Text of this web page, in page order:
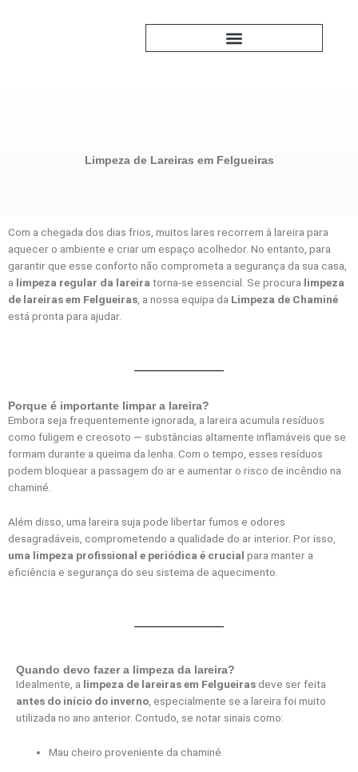
Limpeza de Lareiras em Felgueiras
Com a chegada dos dias frios, muitos lares recorrem à lareira para
aquecer o ambiente e criar um espaço acolhedor. No entanto, para
garantir que esse conforto não comprometa a segurança da sua casa,
a limpeza regular da lareira torna-se essencial. Se procura limpeza
de lareiras em Felgueiras , a nossa equipa da Limpeza de Chaminé
está pronta para ajudar.
Porque é importante limpar a lareira?
Embora seja frequentemente ignorada, a lareira acumula resíduos
como fuligem e creosoto — substâncias altamente inflamáveis que se
formam durante a queima da lenha. Com o tempo, esses resíduos
podem bloquear a passagem do ar e aumentar o risco de incêndio na
chaminé.
Além disso, uma lareira suja pode libertar fumos e odores
desagradáveis, comprometendo a qualidade do ar interior. Por isso,
uma limpeza profissional e periódica é crucial para manter a
eficiência e segurança do seu sistema de aquecimento.
Quando devo fazer a limpeza da lareira?
Idealmente, a limpeza de lareiras em Felgueirasdeve ser feita
antes do início do inverno , especialmente se a lareira foi muito
utilizada no ano anterior. Contudo, se notar sinais como:
Mau cheiro proveniente da chaminé